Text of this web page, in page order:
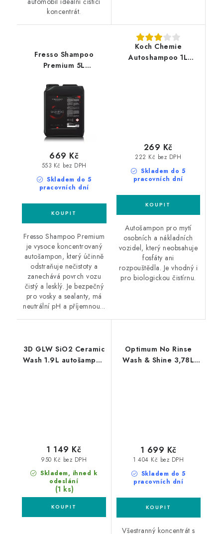
koncentrát.
Fresso Shampoo
Premium 5L
Skladem do 5
pracovních dní
553 Kč bez DPH
669 Kč
Fresso Shampoo Premium
je vysoce koncentrovaný
autošampon, který účinně
odstraňuje nečistoty a
zanechává povrch vozu
čistý a lesklý. Je bezpečný
pro vosky a sealanty, má
neutrální pH a příjemnou...
Koch Chemie
Autoshampoo 1L
Skladem do 5
pracovních dní
222 Kč bez DPH
269 Kč
Autošampon pro mytí
osobních a nákladních
vozidel, který neobsahuje
fosfáty ani
rozpouštědla. Je vhodný i
pro biologickou čistírnu.
3D GLW SiO2 Ceramic
Wash 1.9L autošampon
Skladem, ihned k
odeslání
(1 ks)
950 Kč bez DPH
1 149 Kč
Optimum No Rinse
Wash & Shine 3,78L
Skladem do 5
pracovních dní
1 404 Kč bez DPH
1 699 Kč
Všestranný koncentrát s